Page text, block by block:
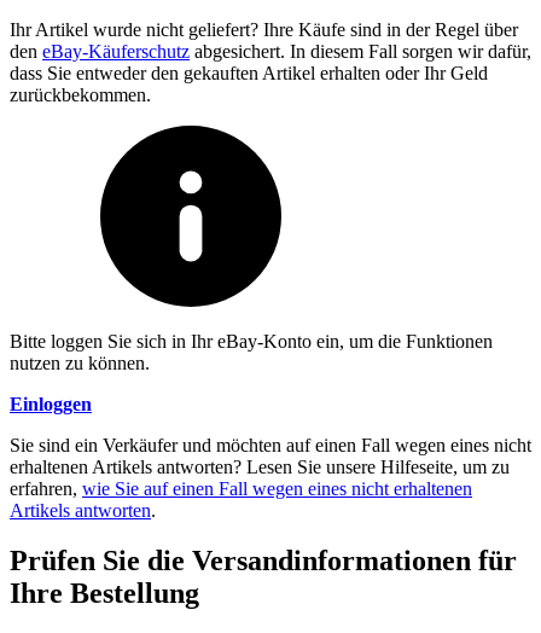
Ihr Artikel wurde nicht geliefert? Ihre Käufe sind in der Regel über
den eBay-Käuferschutz abgesichert. In diesem Fall sorgen wir dafür,
dass Sie entweder den gekauften Artikel erhalten oder Ihr Geld
zurückbekommen.
Bitte loggen Sie sich in Ihr eBay-Konto ein, um die Funktionen
nutzen zu können.
Einloggen
Sie sind ein Verkäufer und möchten auf einen Fall wegen eines nicht
erhaltenen Artikels antworten? Lesen Sie unsere Hilfeseite, um zu
erfahren, wie Sie auf einen Fall wegen eines nicht erhaltenen
Artikels antworten.
Prüfen Sie die Versandinformationen für
Ihre Bestellung